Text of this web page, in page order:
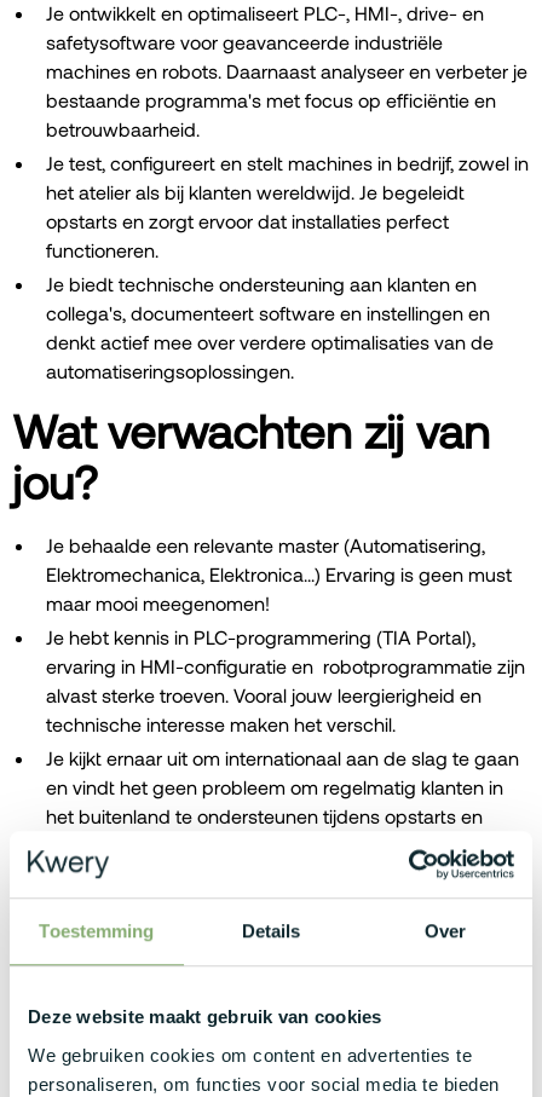
Toestemming Details Over
Deze website maakt gebruik van cookies
We gebruiken cookies om content en advertenties te
personaliseren, om functies voor social media te bieden
Je ontwikkelt en optimaliseert PLC-, HMI-, drive- en
safetysoftware voor geavanceerde industriële
machines en robots. Daarnaast analyseer en verbeter je
bestaande programma's met focus op efficiëntie en
betrouwbaarheid.
Je test, configureert en stelt machines in bedrijf, zowel in
het atelier als bij klanten wereldwijd. Je begeleidt
opstarts en zorgt ervoor dat installaties perfect
functioneren.
Je biedt technische ondersteuning aan klanten en
collega's, documenteert software en instellingen en
denkt actief mee over verdere optimalisaties van de
automatiseringsoplossingen.
Wat verwachten zij van
jou?
Je behaalde een relevante master (Automatisering,
Elektromechanica, Elektronica...) Ervaring is geen must
maar mooi meegenomen!
Je hebt kennis in PLC-programmering (TIA Portal),
ervaring in HMI-configuratie en robotprogrammatie zijn
alvast sterke troeven. Vooral jouw leergierigheid en
technische interesse maken het verschil.
Je kijkt ernaar uit om internationaal aan de slag te gaan
en vindt het geen probleem om regelmatig klanten in
het buitenland te ondersteunen tijdens opstarts en
interventies. Hierdoor druk je jezelf vlot uit in het
Nederlands en Engels
Wat bieden zij jou?
€5.000, afhankelijk van jouw ervaring en expertise.
Naar je nieuwe werkplek rijden doe je in een
splinternieuwe bedrijfswagen met bijhorende laadpas